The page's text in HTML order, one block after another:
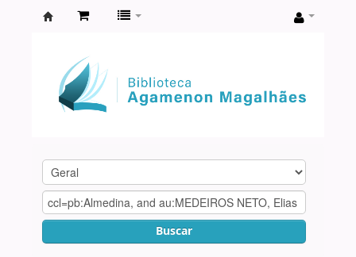
Agamenon
Magalhães
Buscar